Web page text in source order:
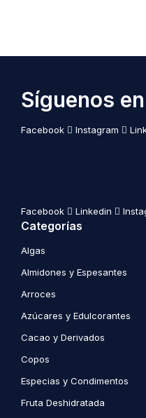
Síguenos
Facebook Instagram
Facebook Linkedin
Categorías
Algas
Almidones y Espesantes
Arroces
Azúcares y Edulcorantes
Cacao y Derivados
Copos
Especias y Condimentos
Fruta Deshidratada